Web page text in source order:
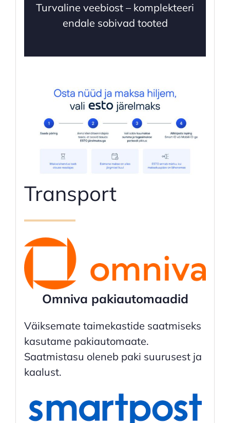
Turvaline veebiost – komplekteeri
endale sobivad tooted
Transport
Omniva pakiautomaadid
Väiksemate taimekastide saatmiseks
kasutame pakiautomaate.
Saatmistasu oleneb paki suurusest ja
kaalust.